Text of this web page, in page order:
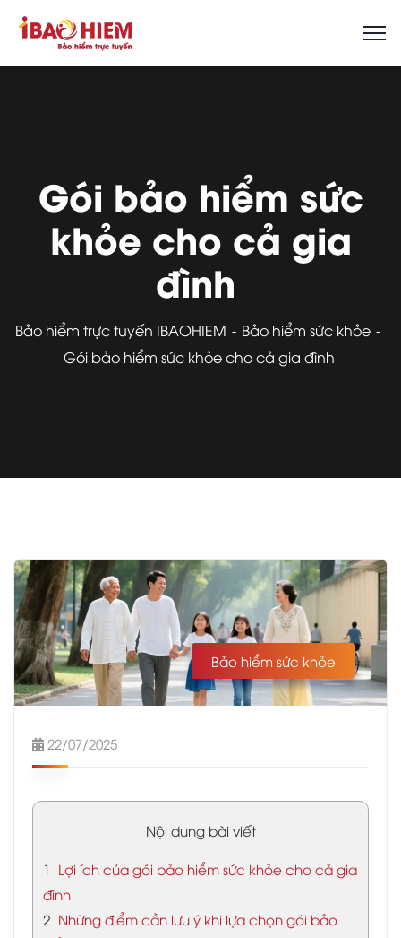
Gói bảo hiểm sức
khỏe cho cả gia
đình
Bảo hiểm trực tuyến IBAOHIEM
Bảo hiểm sức khỏe
Gói bảo hiểm sức khỏe cho cả gia đình
Bảo hiểm sức khỏe
22/07/2025
Nội dung bài viết
1
Lợi ích của gói bảo hiểm sức khỏe cho cả gia
đình
2 Những điểm cần lưu ý khi lựa chọn gói bảo